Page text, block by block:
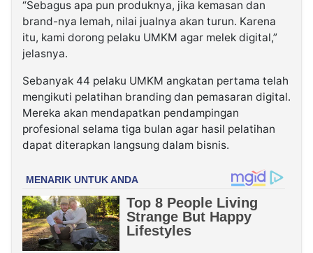
“Sebagus apa pun produknya, jika kemasan dan
brand-nya lemah, nilai jualnya akan turun. Karena
itu, kami dorong pelaku UMKM agar melek digital,”
jelasnya.
Sebanyak 44 pelaku UMKM angkatan pertama telah
mengikuti pelatihan branding dan pemasaran digital.
Mereka akan mendapatkan pendampingan
profesional selama tiga bulan agar hasil pelatihan
dapat diterapkan langsung dalam bisnis.